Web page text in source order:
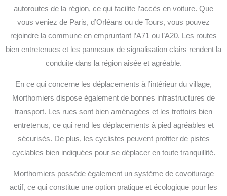
autoroutes de la région, ce qui facilite l’accès en voiture. Que
vous veniez de Paris, d’Orléans ou de Tours, vous pouvez
rejoindre la commune en empruntant l’A71 ou l’A20. Les routes
bien entretenues et les panneaux de signalisation clairs rendent la
conduite dans la région aisée et agréable.
En ce qui concerne les déplacements à l’intérieur du village,
Morthomiers dispose également de bonnes infrastructures de
transport. Les rues sont bien aménagées et les trottoirs bien
entretenus, ce qui rend les déplacements à pied agréables et
sécurisés. De plus, les cyclistes peuvent profiter de pistes
cyclables bien indiquées pour se déplacer en toute tranquillité.
Morthomiers possède également un système de covoiturage
actif, ce qui constitue une option pratique et écologique pour les